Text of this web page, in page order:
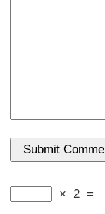
× 2 =